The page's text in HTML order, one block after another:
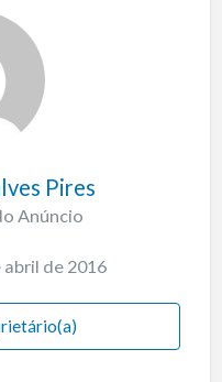
Pires
Anúncio
abril de 2016